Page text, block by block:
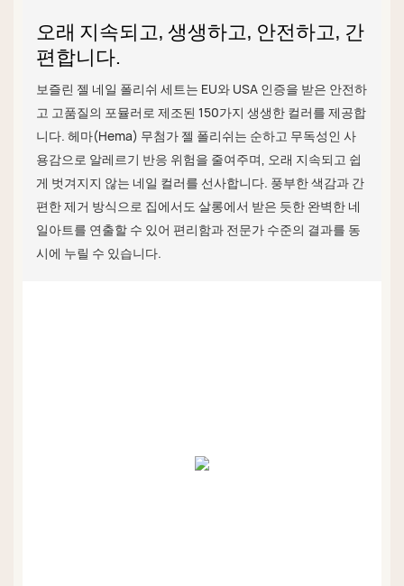
오래 지속되고, 생생하고, 안전하고, 간
편합니다.
보즐린 젤 네일 폴리쉬 세트는 EU와 USA 인증을 받은 안전하
고 고품질의 포뮬러로 제조된 150가지 생생한 컬러를 제공합
니다. 헤마(Hema) 무첨가 젤 폴리쉬는 순하고 무독성인 사
용감으로 알레르기 반응 위험을 줄여주며, 오래 지속되고 쉽
게 벗겨지지 않는 네일 컬러를 선사합니다. 풍부한 색감과 간
편한 제거 방식으로 집에서도 살롱에서 받은 듯한 완벽한 네
일아트를 연출할 수 있어 편리함과 전문가 수준의 결과를 동
시에 누릴 수 있습니다.